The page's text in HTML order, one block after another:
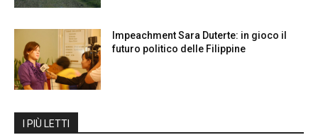
Impeachment Sara Duterte: in gioco il
futuro politico delle Filippine
I PIÙ LETTI